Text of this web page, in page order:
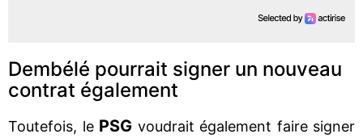
Dembélé pourrait signer un nouveau
contrat également
Toutefois, le PSG voudrait également faire signer